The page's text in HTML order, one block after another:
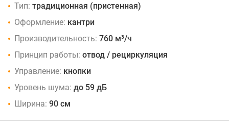
Тип: традиционная (пристенная)
Оформление: кантри
Производительность: 760 м³/ч
Принцип работы: отвод / рециркуляция
Управление: кнопки
Уровень шума: до 59 дБ
Ширина: 90 см